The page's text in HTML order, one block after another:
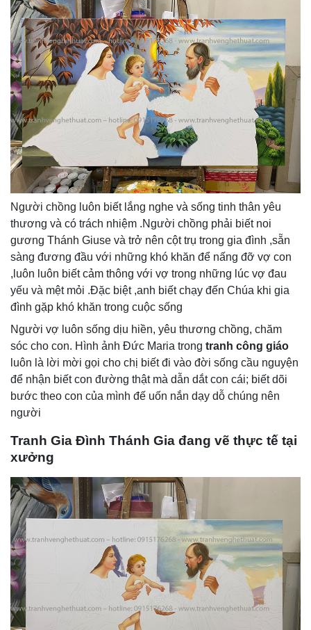
Người chồng luôn biết lắng nghe và sống tinh thân yêu
thương và có trách nhiệm .Người chồng phải biết noi
gương Thánh Giuse và trở nên cột trụ trong gia đình ,sẵn
sàng đương đầu với những khó khăn để nấng đỡ vợ con
,luôn luôn biết cảm thông với vợ trong những lúc vợ đau
yếu và mệt mỏi .Đặc biệt ,anh biết chạy đến Chúa khi gia
đình gặp khó khăn trong cuộc sống
Người vợ luôn sống dịu hiền, yêu thương chồng, chăm
sóc cho con. Hình ảnh Đức Maria trong tranh công giáo
luôn là lời mời gọi cho chị biết đi vào đời sống cầu nguyện
để nhận biết con đường thật mà dẫn dắt con cái; biết dõi
bước theo con của mình đế uốn nắn dạy dỗ chúng nên
người
Tranh Gia Đình Thánh Gia đang vẽ thực tế tại
xưởng